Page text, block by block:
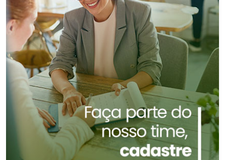
vias de acesso. Não perca a oportunidade de
morar em um sobrado incrível no bairro Antônio
Marincek em Ribeirão Preto/SP. Agende agora
mesmo uma visita e se encante com essa casa!